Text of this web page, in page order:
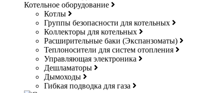
Котельное оборудование
Котлы
Группы безопасности для котельных
Коллекторы для котельных
Расширительные баки (Экспанзоматы)
Теплоносители для систем отопления
Управляющая электроника
Дешламаторы
Дымоходы
Гибкая подводка для газа